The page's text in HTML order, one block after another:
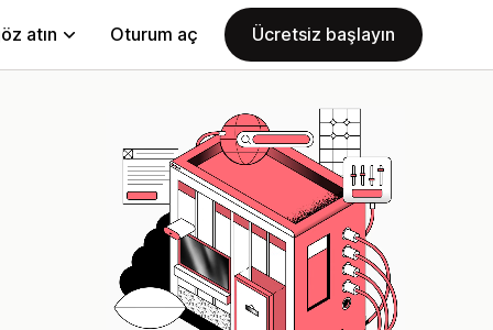
atın Oturum aç Ücretsiz başlayın